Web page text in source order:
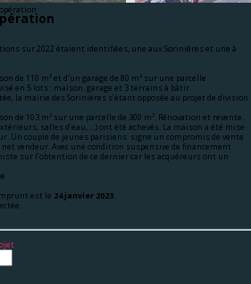
sur 2022 étaient identifiées, une aux Sorinières et une à
de 110 m² et d’un garage de 80 m² sur une parcelle
en 5 lots : maison, garage et 3 terrains à bâtir.
la mairie des Sorinières s’étant opposée au projet de division.
de 103 m² sur une parcelle de 300 m². Rénovation et revente.
salles d’eau, …) ont été achevés. La maison a été mise
Un couple de jeunes parisiens signe un compromis de vente
vendeur. Avec une condition suspensive de financement
sur l’obtention de ce dernier car les acquéreurs ont un
est le 24 janvier 2023